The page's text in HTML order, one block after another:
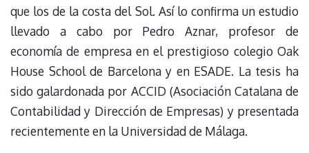
que los de la costa del Sol. Así lo confirma un estudio
llevado a cabo por Pedro Aznar, profesor de
economía de empresa en el prestigioso colegio Oak
House School de Barcelona y en ESADE. La tesis ha
sido galardonada por ACCID (Asociación Catalana de
Contabilidad y Dirección de Empresas) y presentada
recientemente en la Universidad de Málaga.